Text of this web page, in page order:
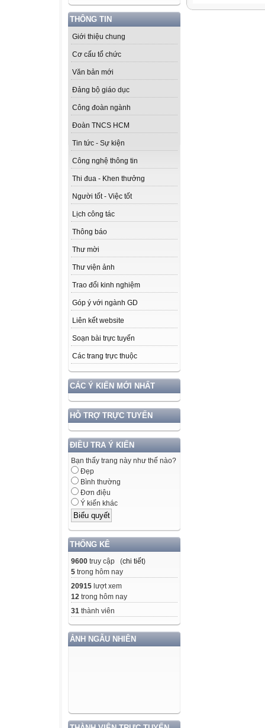
THÔNG TIN
Giới thiệu chung
Cơ cấu tổ chức
Văn bản mới
Đảng bộ giáo dục
Công đoàn ngành
Đoàn TNCS HCM
Tin tức - Sự kiện
Công nghệ thông tin
Thi đua - Khen thưởng
Người tốt - Việc tốt
Lịch công tác
Thông báo
Thư mời
Thư viện ảnh
Trao đổi kinh nghiệm
Góp ý với ngành GD
Liên kết website
Soạn bài trực tuyến
Các trang trực thuộc
CÁC Ý KIẾN MỚI NHẤT
HỖ TRỢ TRỰC TUYẾN
ĐIỀU TRA Ý KIẾN
Bạn thấy trang này như thế nào?
Đẹp
Bình thường
Đơn điệu
Ý kiến khác
THỐNG KÊ
9600 truy cập (chi tiết)
5 trong hôm nay
20915 lượt xem
12 trong hôm nay
31 thành viên
ẢNH NGẪU NHIÊN